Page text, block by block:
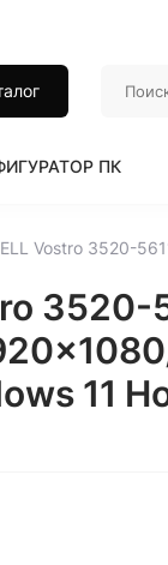
ПК
3520-
11